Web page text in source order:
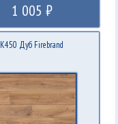
1 005 ₽
K450 Дуб Firebrand